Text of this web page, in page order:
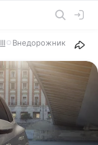
III Внедорожник